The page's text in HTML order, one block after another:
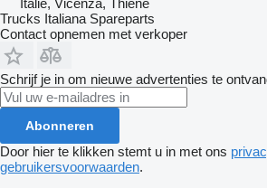
Italië, Vicenza, Thiene
Trucks Italiana Spareparts
Contact opnemen met verkoper
Schrijf je in om nieuwe advertenties te
Abonneren
Door hier te klikken stemt u in met ons
gebruikersvoorwaarden.